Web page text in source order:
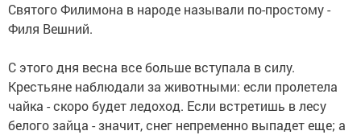
Святого Филимона в народе называли по-простому -
Филя Вешний.
С этого дня весна все больше вступала в силу.
Крестьяне наблюдали за животными: если пролетела
чайка - скоро будет ледоход. Если встретишь в лесу
белого зайца - значит, снег непременно выпадет еще; а